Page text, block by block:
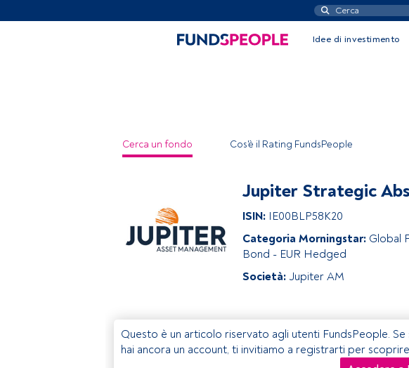
Idee di investimento
Cerca un fondo Cos'è il Rating FundsPeople
Jupiter Strategic
ISIN: IE00BLP58K20
Categoria Morningstar: Global
Bond - EUR Hedged
Società: Jupiter AM
Questo è un articolo riservato agli utenti FundsPeople.
hai ancora un account, ti invitiamo a registrarti per